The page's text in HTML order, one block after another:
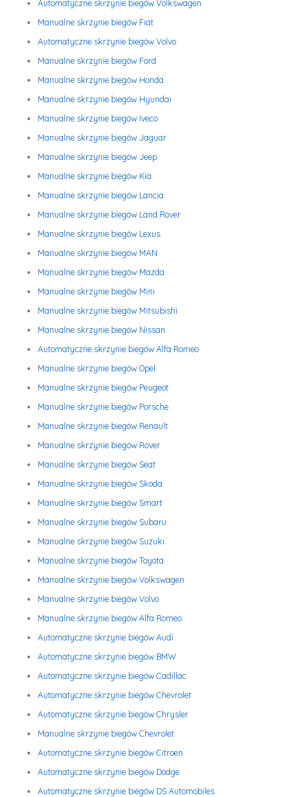
Automatyczne skrzynie biegów Volkswagen
Manualne skrzynie biegów Fiat
Automatyczne skrzynie biegów Volvo
Manualne skrzynie biegów Ford
Manualne skrzynie biegów Honda
Manualne skrzynie biegów Hyundai
Manualne skrzynie biegów Iveco
Manualne skrzynie biegów Jaguar
Manualne skrzynie biegów Jeep
Manualne skrzynie biegów Kia
Manualne skrzynie biegów Lancia
Manualne skrzynie biegów Land Rover
Manualne skrzynie biegów Lexus
Manualne skrzynie biegów MAN
Manualne skrzynie biegów Mazda
Manualne skrzynie biegów Mini
Manualne skrzynie biegów Mitsubishi
Manualne skrzynie biegów Nissan
Automatyczne skrzynie biegów Alfa Romeo
Manualne skrzynie biegów Opel
Manualne skrzynie biegów Peugeot
Manualne skrzynie biegów Porsche
Manualne skrzynie biegów Renault
Manualne skrzynie biegów Rover
Manualne skrzynie biegów Seat
Manualne skrzynie biegów Skoda
Manualne skrzynie biegów Smart
Manualne skrzynie biegów Subaru
Manualne skrzynie biegów Suzuki
Manualne skrzynie biegów Toyota
Manualne skrzynie biegów Volkswagen
Manualne skrzynie biegów Volvo
Manualne skrzynie biegów Alfa Romeo
Automatyczne skrzynie biegów Audi
Automatyczne skrzynie biegów BMW
Automatyczne skrzynie biegów Cadillac
Automatyczne skrzynie biegów Chevrolet
Automatyczne skrzynie biegów Chrysler
Manualne skrzynie biegów Chevrolet
Automatyczne skrzynie biegów Citroen
Automatyczne skrzynie biegów Dodge
Automatyczne skrzynie biegów DS Automobiles